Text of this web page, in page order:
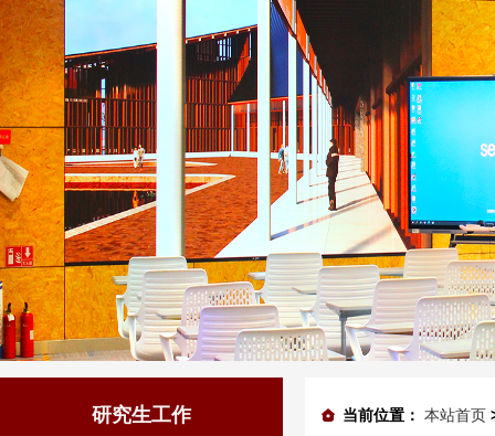
研究生工作 当前位置： 本站首页